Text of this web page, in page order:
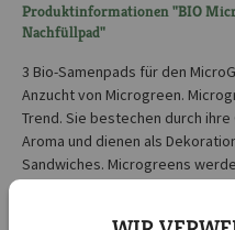
Produktinformationen "BIO
Nachfüllpad"
3 Bio-Samenpads für den
Anzucht von Microgreen.
Trend. Sie bestechen durch
Aroma und dienen als
Sandwiches. Microgreens